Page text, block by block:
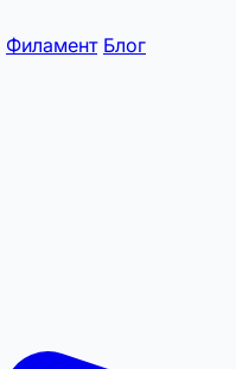
Филамент Блог